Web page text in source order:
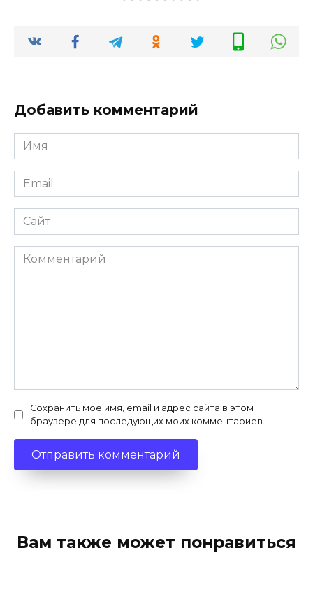
Добавить комментарий
Имя
*
Email
*
Сайт
Комментарий
Сохранить моё имя, email и адрес сайта в этом
браузере для последующих моих комментариев.
Вам также может понравиться